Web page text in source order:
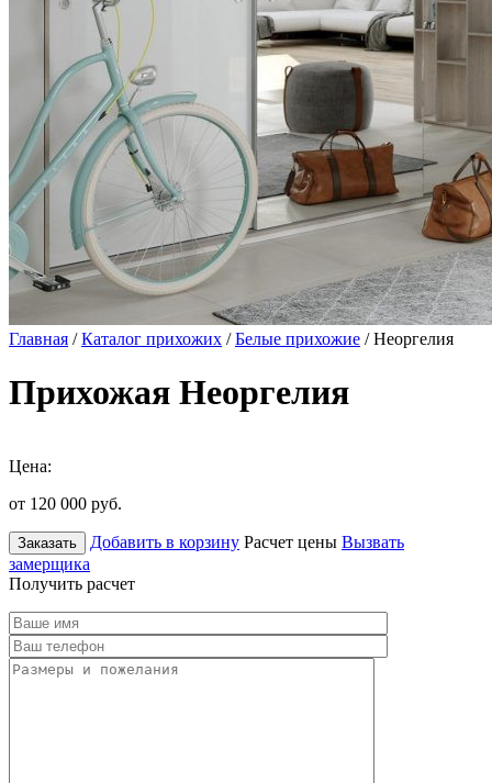
Главная /Каталог прихожих /Белые прихожие / Неоргелия
Прихожая Неоргелия
Цена:
от 120 000 руб.
Заказать Добавить в корзину Расчет цены Вызвать
замерщика
Получить расчет